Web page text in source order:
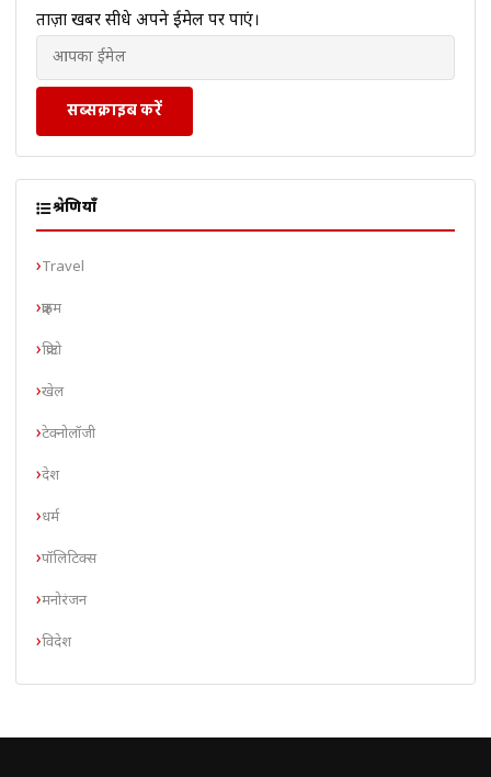
ताज़ा खबरें सीधे अपने ईमेल पर पाएं।
सब्सक्राइब करें
श्रेणियाँ
Travel
क्राइम
क्रिप्टो
खेल
टेक्नोलॉजी
देश
धर्म
पॉलिटिक्स
मनोरंजन
विदेश